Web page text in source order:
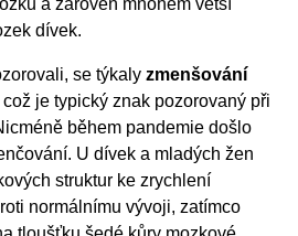
a zároveň mnohem větší
dívek.
se týkaly zmenšování
což je typický znak pozorovaný při
během pandemie došlo
U dívek a mladých žen
struktur ke zrychlení
normálnímu vývoji, zatímco